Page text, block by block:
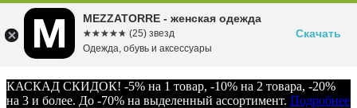
КАСКАД СКИДОК! -5% на 1 товар, -10% на 2 товара, -20%
на 3 и более. До -70% на выделенный ассортимент. Подробнее
MEZZATORRE - женская одежда
☆☆☆☆☆
★★★★★ (25) звезд
Одежда, обувь и аксессуары
Скачать